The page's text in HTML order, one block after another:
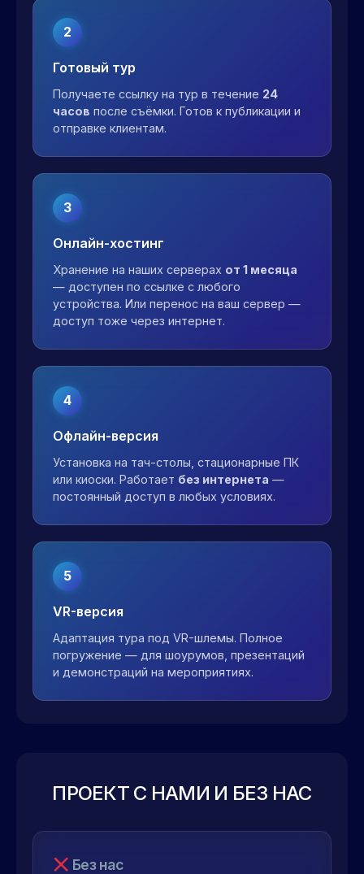
2
Готовый тур
Получаете ссылку на тур в течение 24
часов после съёмки. Готов к публикации и
отправке клиентам.
3
Онлайн-хостинг
Хранение на наших серверах от 1 месяца
— доступен по ссылке с любого
устройства. Или перенос на ваш сервер —
доступ тоже через интернет.
4
Офлайн-версия
Установка на тач-столы, стационарные ПК
или киоски. Работает без интернета —
постоянный доступ в любых условиях.
5
VR-версия
Адаптация тура под VR-шлемы. Полное
погружение — для шоурумов, презентаций
и демонстраций на мероприятиях.
ПРОЕКТ С НАМИ И БЕЗ НАС
Без нас